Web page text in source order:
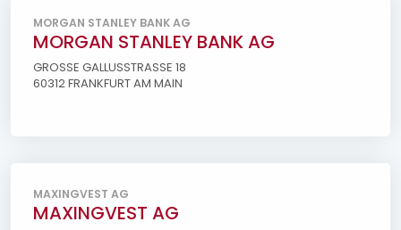
MORGAN STANLEY BANK AG
MORGAN STANLEY BANK AG
GROSSE GALLUSSTRASSE 18
60312 FRANKFURT AM MAIN
MAXINGVEST AG
MAXINGVEST AG